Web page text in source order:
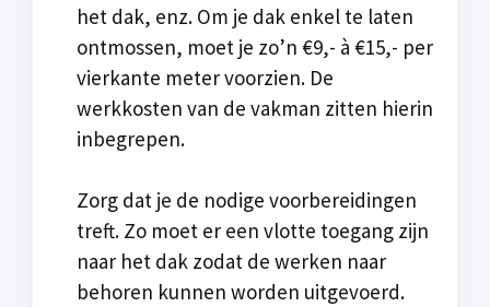
het dak, enz. Om je dak enkel te laten
ontmossen, moet je zo’n €9,- à €15,- per
vierkante meter voorzien. De
werkkosten van de vakman zitten hierin
inbegrepen.
Zorg dat je de nodige voorbereidingen
treft. Zo moet er een vlotte toegang zijn
naar het dak zodat de werken naar
behoren kunnen worden uitgevoerd.